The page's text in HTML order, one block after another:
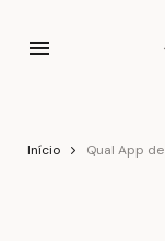
Início
Qual App